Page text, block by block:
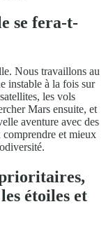
se fera-t-
Nous travaillons au
instable à la fois sur
les vols
Mars ensuite, et
aventure avec des
et mieux
étoiles et